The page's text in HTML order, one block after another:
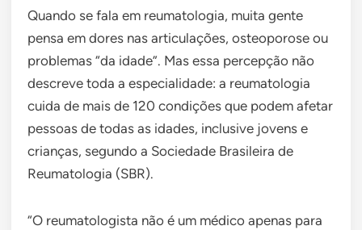
Quando se fala em reumatologia, muita gente
pensa em dores nas articulações, osteoporose ou
problemas “da idade”. Mas essa percepção não
descreve toda a especialidade: a reumatologia
cuida de mais de 120 condições que podem afetar
pessoas de todas as idades, inclusive jovens e
crianças, segundo a Sociedade Brasileira de
Reumatologia (SBR).
“O reumatologista não é um médico apenas para